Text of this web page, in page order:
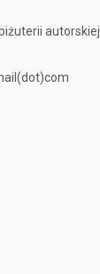
autorskiej